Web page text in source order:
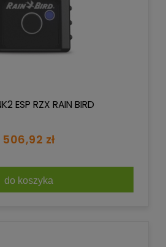
ESP RZX RAIN BIRD
506,92 zł
do koszyka